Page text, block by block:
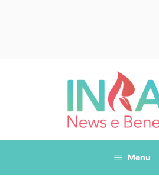
Menu